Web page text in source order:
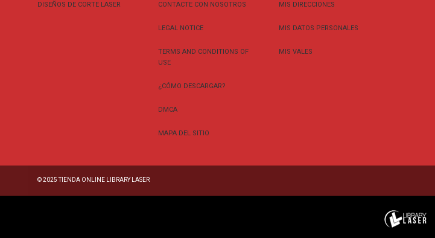
DISEÑOS DE CORTE LASER CONTACTE CON NOSOTROS
LEGAL NOTICE
TERMS AND CONDITIONS OF
USE
¿CÓMO DESCARGAR?
DMCA
MAPA DEL SITIO
© 2025TIENDA ONLINE LIBRARY LASER
MIS DIRECCIONES
MIS DATOS PERSONALES
MIS VALES